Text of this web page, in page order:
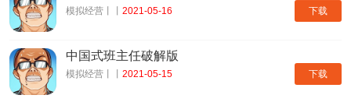
下载
模拟经营丨丨 2021-05-16
下载
中国式班主任破解版
模拟经营丨丨 2021-05-15